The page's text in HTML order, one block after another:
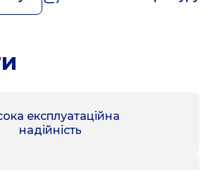
експлуатаційна
надійність